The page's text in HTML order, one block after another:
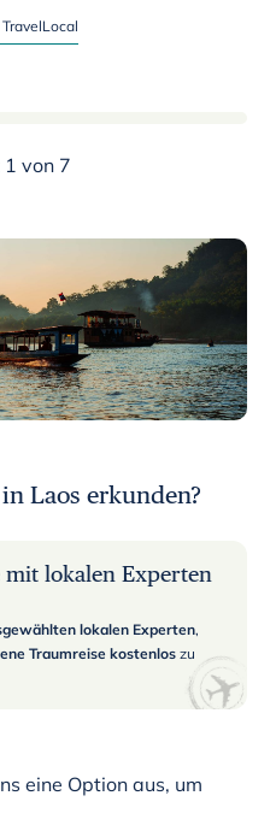
von 7
Laos erkunden?
mit lokalen Experten
lokalen Experten,
Traumreise kostenlos zu
eine Option aus, um